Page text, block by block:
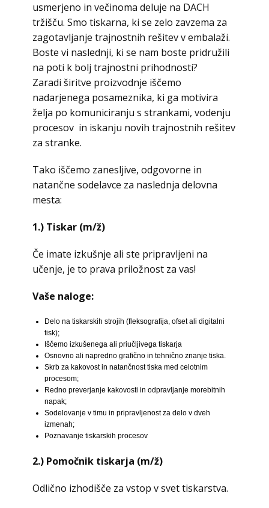
usmerjeno in večinoma deluje na DACH
tržišču. Smo tiskarna, ki se zelo zavzema za
zagotavljanje trajnostnih rešitev v embalaži.
Boste vi naslednji, ki se nam boste pridružili
na poti k bolj trajnostni prihodnosti?
Zaradi širitve proizvodnje iščemo
nadarjenega posameznika, ki ga motivira
želja po komuniciranju s strankami, vodenju
procesov in iskanju novih trajnostnih rešitev
za stranke.
Tako iščemo zanesljive, odgovorne in
natančne sodelavce za naslednja delovna
mesta:
1.) Tiskar (m/ž)
Če imate izkušnje ali ste pripravljeni na
učenje, je to prava priložnost za vas!
Vaše naloge:
Delo na tiskarskih strojih (fleksografija, ofset ali digitalni
tisk);
Iščemo izkušenega ali priučljivega tiskarja
Osnovno ali napredno grafično in tehnično znanje tiska.
Skrb za kakovost in natančnost tiska med celotnim
procesom;
Redno preverjanje kakovosti in odpravljanje morebitnih
napak;
Sodelovanje v timu in pripravljenost za delo v dveh
izmenah;
Poznavanje tiskarskih procesov
2.) Pomočnik tiskarja (m/ž)
Odlično izhodišče za vstop v svet tiskarstva.